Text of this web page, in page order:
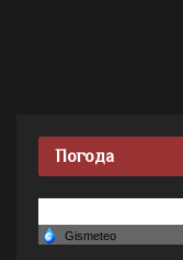
Погода